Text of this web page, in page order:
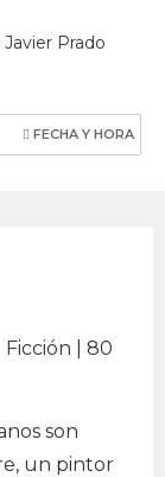
Prado
FECHA Y HORA
| 80
son
un pintor